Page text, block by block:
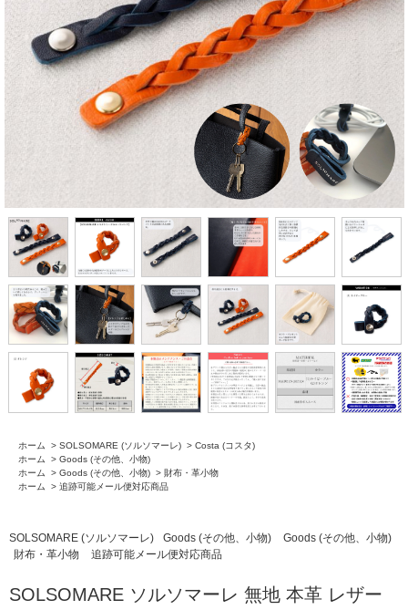
ホーム > SOLSOMARE (ソルソマーレ) > Costa (コスタ)
ホーム
> Goods (その他、小物)
ホーム
> Goods (その他、小物) > 財布・革小物
ホーム
> 追跡可能メール便対応商品
SOLSOMARE (ソルソマーレ) Goods (その他、小物)
Goods (その他、小物)
財布・革小物
追跡可能メール便対応商品
SOLSOMARE ソルソマーレ 無地 本革 レザー